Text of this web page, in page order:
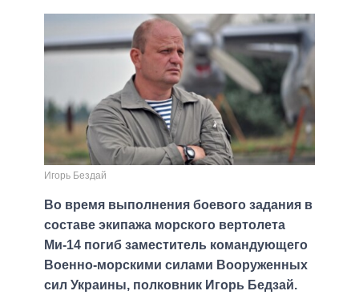
Игорь Бездай
Во время выполнения боевого задания в
составе экипажа морского вертолета
Ми-14 погиб заместитель командующего
Военно-морскими силами Вооруженных
сил Украины, полковник Игорь Бедзай.